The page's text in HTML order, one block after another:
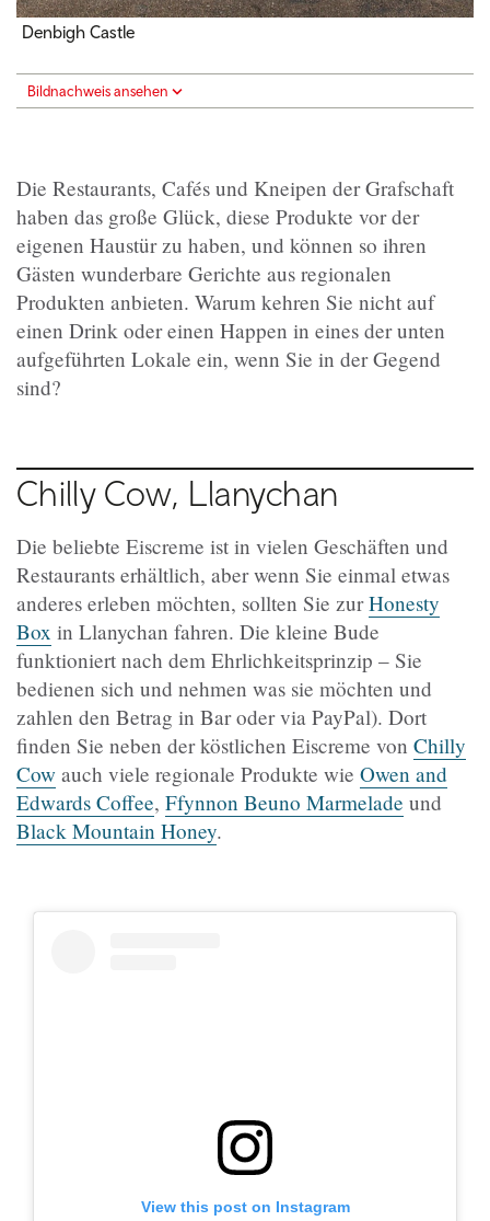
Denbigh Castle
Bildnachweis ansehen
Die Restaurants, Cafés und Kneipen der Grafschaft
haben das große Glück, diese Produkte vor der
eigenen Haustür zu haben, und können so ihren
Gästen wunderbare Gerichte aus regionalen
Produkten anbieten. Warum kehren Sie nicht auf
einen Drink oder einen Happen in eines der unten
aufgeführten Lokale ein, wenn Sie in der Gegend
sind?
Chilly Cow, Llanychan
Die beliebte Eiscreme ist in vielen Geschäften und
Restaurants erhältlich, aber wenn Sie einmal etwas
anderes erleben möchten, sollten Sie zurHonesty
Box in Llanychan fahren. Die kleine Bude
funktioniert nach dem Ehrlichkeitsprinzip – Sie
bedienen sich und nehmen was sie möchten und
zahlen den Betrag in Bar oder via PayPal). Dort
finden Sie neben der köstlichen Eiscreme von Chilly
Cow auch viele regionale Produkte wie Owen and
Edwards Coffee, Ffynnon Beuno Marmelade und
Black Mountain Honey.
View this post on Instagram